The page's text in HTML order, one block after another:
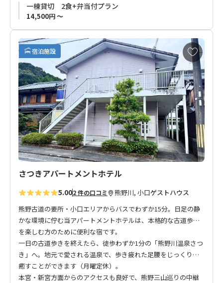
一棟貸切 2食+弁当付プラン
14,500円 ～
宿泊施設
お
気
に
入
り
に
追
加
さつきアパートメントホテル
5.002 件の口コミ 熊野川, 小口ゲストハウス
熊野古道の要所・小口エリアからバスでわずか15分。日足の静
かな環境に佇む当アパートメントホテルは、本格的な古道歩き
を楽しむ方のために便利な宿です。
一日の古道歩きを終えたら、徒歩わずか1分の「熊野川温泉さつ
き」へ。地元で愛される温泉で、歩き疲れた足腰をじっくりと
癒すことができます（月曜定休）。
本宮・新宮方面からのアクセスも良好で、熊野三山巡りの中継